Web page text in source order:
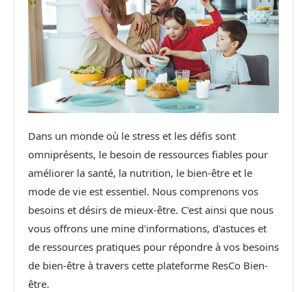
Dans un monde où le stress et les défis sont
omniprésents, le besoin de ressources fiables pour
améliorer la santé, la nutrition, le bien-être et le
mode de vie est essentiel. Nous comprenons vos
besoins et désirs de mieux-être. C'est ainsi que nous
vous offrons une mine d'informations, d'astuces et
de ressources pratiques pour répondre à vos besoins
de bien-être à travers cette plateforme ResCo Bien-
être.